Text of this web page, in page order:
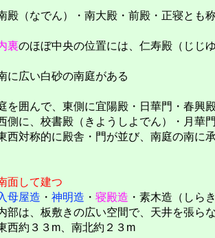
殿（なでん）・南大殿・前殿・正寝とも
裏のほぼ中央の位置には、仁寿殿（じじ
に広い白砂の南庭がある
を囲んで、東側に宜陽殿・日華門・春興
側に、校書殿（きようしよでん）・月華
西対称的に殿舎・門が並び、南庭の南に
面して建つ
母屋造 ・ 神明造 ・ 寝殿造 ・素木造（しら
部は、板敷きの広い空間で、天井を張ら
西約３３m、南北約２３m